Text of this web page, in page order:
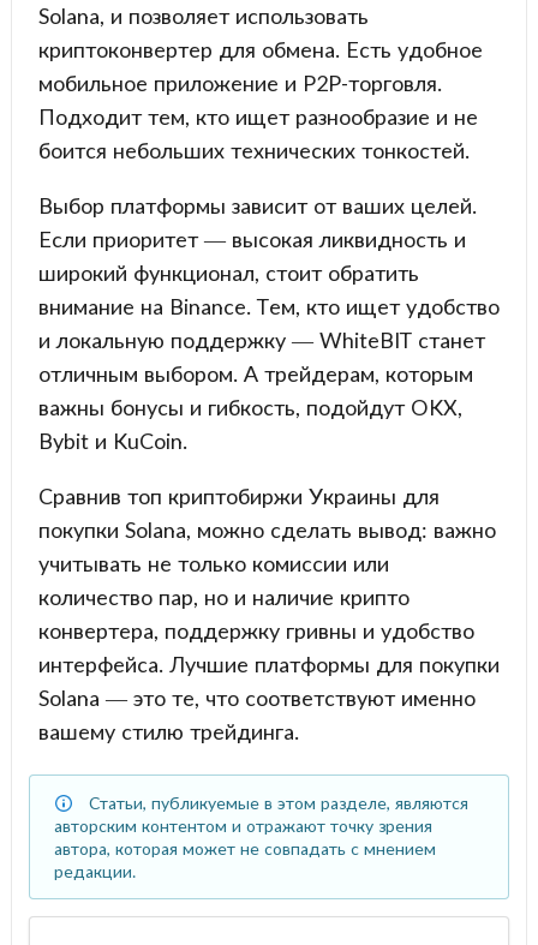
Solana, и позволяет использовать
криптоконвертер для обмена. Есть удобное
мобильное приложение и P2P-торговля.
Подходит тем, кто ищет разнообразие и не
боится небольших технических тонкостей.
Выбор платформы зависит от ваших целей.
Если приоритет — высокая ликвидность и
широкий функционал, стоит обратить
внимание на Binance. Тем, кто ищет удобство
и локальную поддержку — WhiteBIT станет
отличным выбором. А трейдерам, которым
важны бонусы и гибкость, подойдут OKX,
Bybit и KuCoin.
Сравнив топ криптобиржи Украины для
покупки Solana, можно сделать вывод: важно
учитывать не только комиссии или
количество пар, но и наличие крипто
конвертера, поддержку гривны и удобство
интерфейса. Лучшие платформы для покупки
Solana — это те, что соответствуют именно
вашему стилю трейдинга.
Статьи, публикуемые в этом разделе, являются
авторским контентом и отражают точку зрения
автора, которая может не совпадать с мнением
редакции.